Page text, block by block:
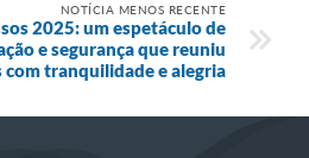
NOTÍCIA MENOS RECENTE
2025: um espetáculo de
e segurança que reuniu
com tranquilidade e alegria